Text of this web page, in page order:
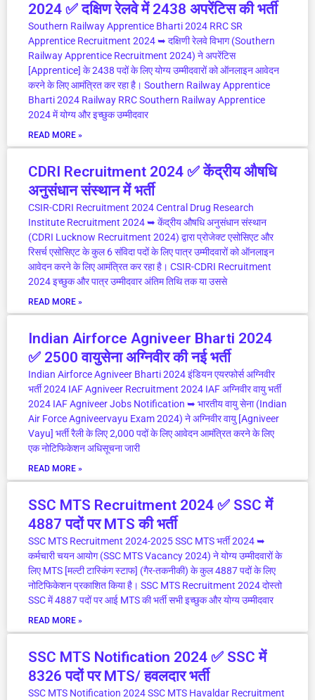
2024 ✅ दक्षिण रेलवे में 2438 अपरेंटिस की भर्ती
Southern Railway Apprentice Bharti 2024 RRC SR
Apprentice Recruitment 2024 ➥ दक्षिणी रेलवे विभाग (Southern
Railway Apprentice Recruitment 2024) ने अपरेंटिस
[Apprentice] के 2438 पदों के लिए योग्य उम्मीदवारों को ऑनलाइन आवेदन
करने के लिए आमंत्रित कर रहा है। Southern Railway Apprentice
Bharti 2024 Railway RRC Southern Railway Apprentice
2024 में योग्य और इच्छुक उम्मीदवार
READ MORE »
CDRI Recruitment 2024 ✅ केंद्रीय औषधि
अनुसंधान संस्थान में भर्ती
CSIR-CDRI Recruitment 2024 Central Drug Research
Institute Recruitment 2024 ➥ केंद्रीय औषधि अनुसंधान संस्थान
(CDRI Lucknow Recruitment 2024) द्वारा प्रोजेक्ट एसोसिएट और
रिसर्च एसोसिएट के कुल 6 संविदा पदों के लिए पात्र उम्मीदवारों को ऑनलाइन
आवेदन करने के लिए आमंत्रित कर रहा है। CSIR-CDRI Recruitment
2024 इच्छुक और पात्र उम्मीदवार अंतिम तिथि तक या उससे
READ MORE »
Indian Airforce Agniveer Bharti 2024
✅ 2500 वायुसेना अग्निवीर की नई भर्ती
Indian Airforce Agniveer Bharti 2024 इंडियन एयरफोर्स अग्निवीर
भर्ती 2024 IAF Agniveer Recruitment 2024 IAF अग्निवीर वायु भर्ती
2024 IAF Agniveer Jobs Notification ➥ भारतीय वायु सेना (Indian
Air Force Agniveervayu Exam 2024) ने अग्निवीर वायु [Agniveer
Vayu] भर्ती रैली के लिए 2,000 पदों के लिए आवेदन आमंत्रित करने के लिए
एक नोटिफिकेशन अधिसूचना जारी
READ MORE »
SSC MTS Recruitment 2024 ✅ SSC में
4887 पदों पर MTS की भर्ती
SSC MTS Recruitment 2024-2025 SSC MTS भर्ती 2024 ➥
कर्मचारी चयन आयोग (SSC MTS Vacancy 2024) ने योग्य उम्मीदवारों के
लिए MTS [मल्टी टास्किंग स्टाफ] (गैर-तकनीकी) के कुल 4887 पदों के लिए
नोटिफिकेशन प्रकाशित किया है। SSC MTS Recruitment 2024 दोस्तो
SSC में 4887 पदों पर आई MTS की भर्ती सभी इच्छुक और योग्य उम्मीदवार
READ MORE »
SSC MTS Notification 2024 ✅ SSC में
8326 पदों पर MTS/ हवलदार भर्ती
SSC MTS Notification 2024 SSC MTS Havaldar Recruitment